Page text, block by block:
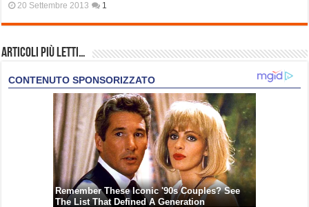
20 Settembre 2013 1
Articoli più Letti…